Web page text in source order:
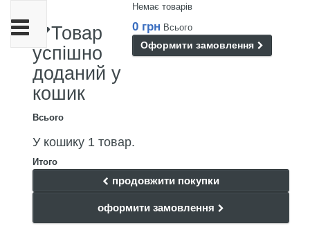
Немає товарів
0 грн Всього
Оформити замовлення
Товар
успішно
доданий у
кошик
Всього
У кошику 1 товар.
Итого
продовжити покупки
оформити замовлення
Toggle
navigation